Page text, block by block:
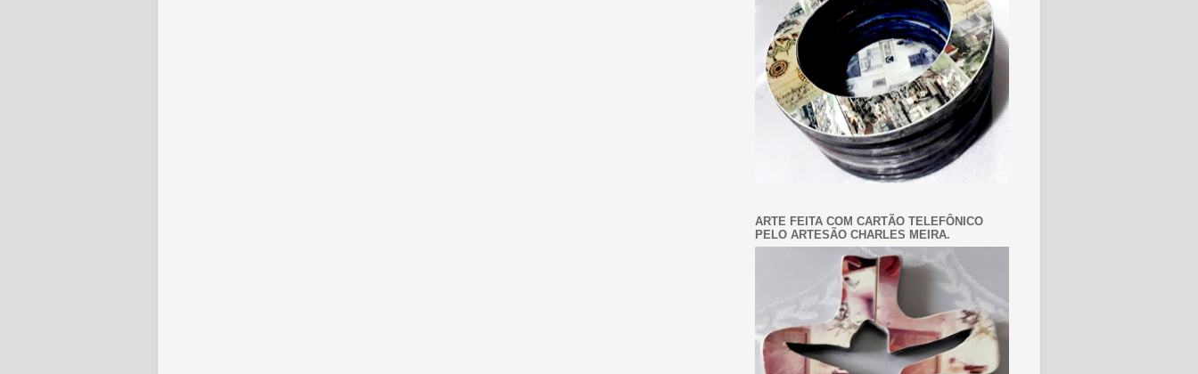
ARTE FEITA COM CARTÃO TELEFÔNICO
PELO ARTESÃO CHARLES MEIRA.